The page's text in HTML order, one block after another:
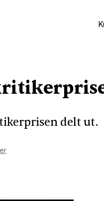
delt ut.